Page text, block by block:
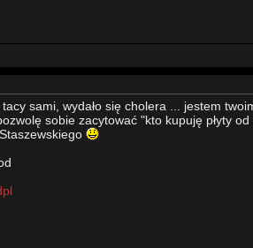
sami, wydało się cholera ... jestem
sobie zacytować "kto kupuję płyty